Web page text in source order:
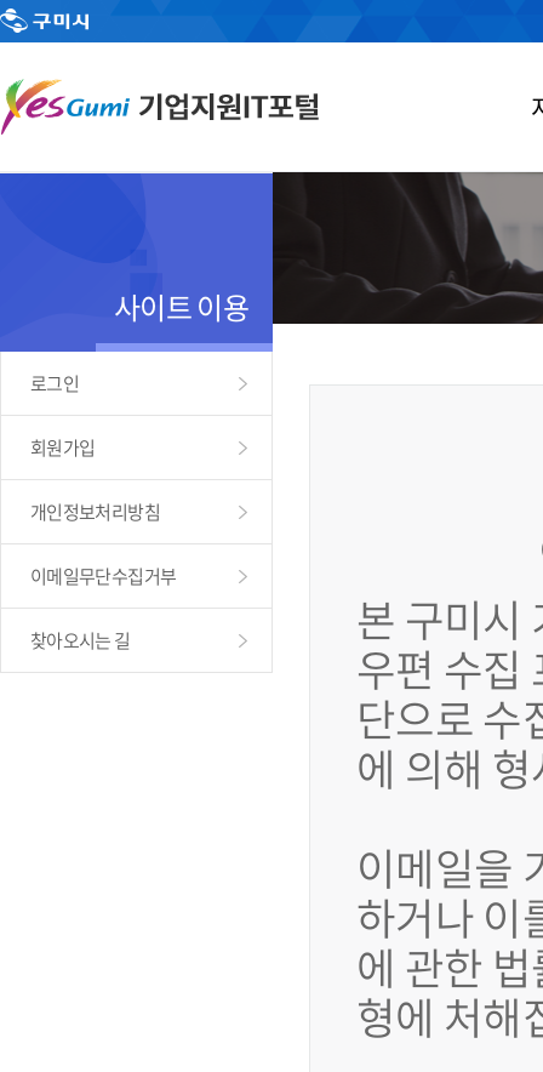
사이트 이용
로그인
회원가입
개인정보처리방침
이메일무단수집거부
찾아오시는 길 본 구미시
우편 수집
단으로 수
에 의해
이메일을
하거나 이
에 관한
형에 처해